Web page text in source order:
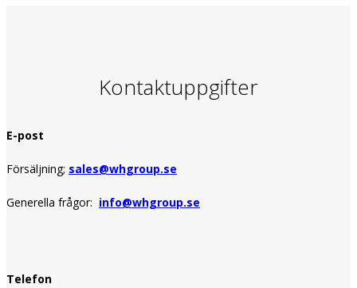
Kontaktuppgifter
E-post
Försäljning; sales@whgroup.se
Generella frågor: info@whgroup.se
Telefon